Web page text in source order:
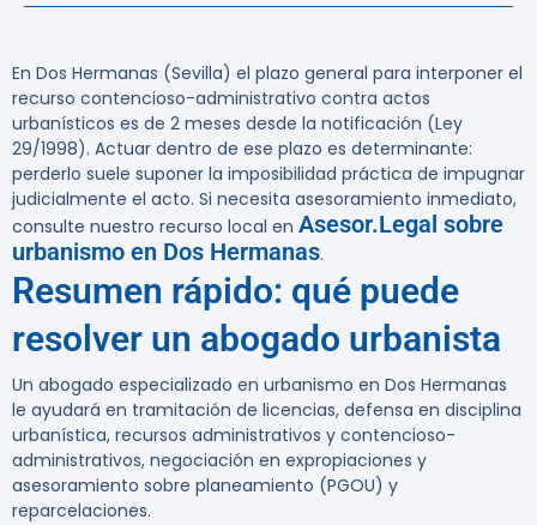
En Dos Hermanas (Sevilla) el plazo general para interponer el
recurso contencioso-administrativo contra actos
urbanísticos es de 2 meses desde la notificación (Ley
29/1998). Actuar dentro de ese plazo es determinante:
perderlo suele suponer la imposibilidad práctica de impugnar
judicialmente el acto. Si necesita asesoramiento inmediato,
consulte nuestro recurso local en Asesor.Legal sobre
urbanismo en Dos Hermanas.
Resumen rápido: qué puede
resolver un abogado urbanista
Un abogado especializado en urbanismo en Dos Hermanas
le ayudará en tramitación de licencias, defensa en disciplina
urbanística, recursos administrativos y contencioso-
administrativos, negociación en expropiaciones y
asesoramiento sobre planeamiento (PGOU) y
reparcelaciones.